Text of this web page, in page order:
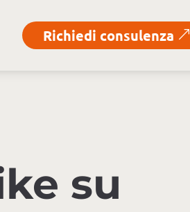
Richiedi consulenza &
su